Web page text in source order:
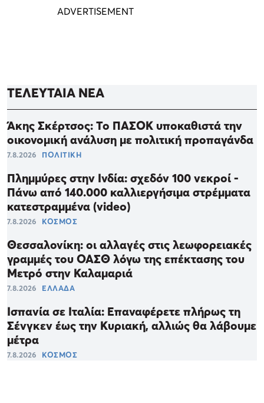
ΤΕΛΕΥΤΑΙΑ ΝΕΑ
Άκης Σκέρτσος: Το ΠΑΣΟΚ υποκαθιστά την
οικονομική ανάλυση με πολιτική προπαγάνδα
7.8.2026 ΠΟΛΙΤΙΚΗ
Πλημμύρες στην Ινδία: σχεδόν 100 νεκροί -
Πάνω από 140.000 καλλιεργήσιμα στρέμματα
κατεστραμμένα (video)
7.8.2026 ΚΟΣΜΟΣ
Θεσσαλονίκη: οι αλλαγές στις λεωφορειακές
γραμμές του OAΣΘ λόγω της επέκτασης του
Μετρό στην Καλαμαριά
7.8.2026 ΕΛΛΑΔΑ
Ισπανία σε Ιταλία: Επαναφέρετε πλήρως τη
Σένγκεν έως την Κυριακή, αλλιώς θα λάβουμε
μέτρα
7.8.2026 ΚΟΣΜΟΣ